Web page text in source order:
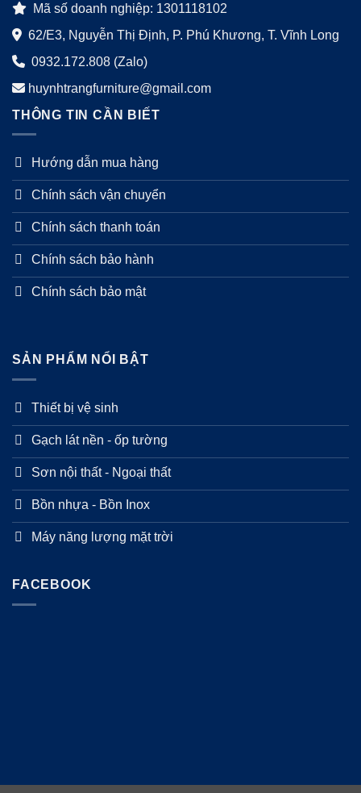
Mã số doanh nghiệp: 1301118102
62/E3, Nguyễn Thị Định, P. Phú Khương, T. Vĩnh Long
0932.172.808 (Zalo)
huynhtrangfurniture@gmail.com
THÔNG TIN CẦN BIẾT
Hướng dẫn mua hàng
Chính sách vận chuyển
Chính sách thanh toán
Chính sách bảo hành
Chính sách bảo mật
SẢN PHẨM NỔI BẬT
Thiết bị vệ sinh
Gạch lát nền - ốp tường
Sơn nội thất - Ngoại thất
Bồn nhựa - Bồn Inox
Máy năng lượng mặt trời
FACEBOOK